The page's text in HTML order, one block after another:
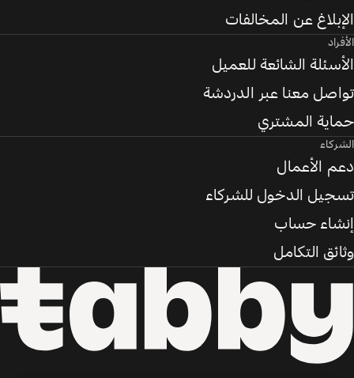
الإبلاغ عن المخالفات
الأفراد
الأسئلة الشائعة للعميل
تواصل معنا عبر الدردشة
حماية المشتري
الشركاء
دعم الأعمال
تسجيل الدخول للشركاء
إنشاء حساب
وثائق التكامل